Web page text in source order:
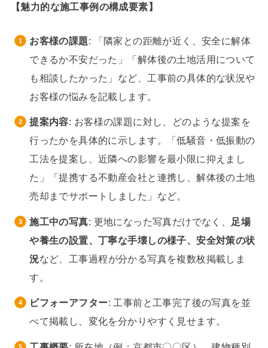
【魅力的な施工事例の構成要素】
お客様の課題: 「隣家との距離が近く、安全に解体
できるか不安だった」「解体後の土地活用について
も相談したかった」など、工事前の具体的な状況や
お客様の悩みを記載します。
提案内容: お客様の課題に対し、どのような提案を
行ったかを具体的に示します。「低騒音・低振動の
工法を提案し、近隣への影響を最小限に抑えまし
た」「提携する不動産会社と連携し、解体後の土地
売却までサポートしました」など。
施工中の写真: 更地になった写真だけでなく、 足場
や養生の設置、丁寧な手壊しの様子、安全対策の状
況など、工事過程が分かる写真を複数枚掲載しま
す。
ビフォーアフター: 工事前と工事完了後の写真を並
べて掲載し、変化を分かりやすく見せます。